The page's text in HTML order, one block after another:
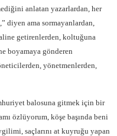
anlatan yazarlardan, her
diyen ama sormayanlardan,
getirenlerden, koltuğuna
boyamaya gönderen
yönetmenlerden,
balosuna gitmek için bir
özlüyorum, köşe başında beni
saçlarını at kuyruğu yapan